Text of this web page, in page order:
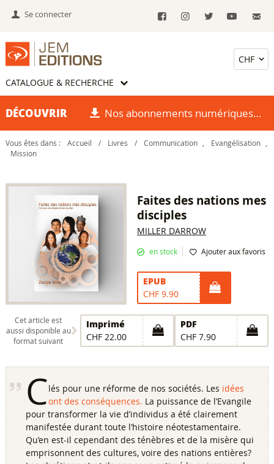
Se connecter
CATALOGUE & RECHERCHE
DÉCOUVRIR Nos abonnements numériques
Vous êtes dans : Accueil / Livres / Communication Evangélisation
Mission
Faites des nations mes
disciples
MILLER DARROW
en stock Ajouter aux favoris
EPUB
CHF 9.90
Cet article est
aussi disponible au
format suivant
Imprimé
CHF 22.00
PDF
CHF 7.90
Clés pour une réforme de nos sociétés. Les idées
ont des conséquences. La puissance de l’Evangile
pour transformer la vie d’individus a été clairement
manifestée durant toute l’histoire néotestamentaire.
Qu’en est-il cependant des ténèbres et de la misère qui
emprisonnent des cultures, voire des nations entières?